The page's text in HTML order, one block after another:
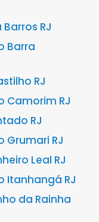
RJ
Barra
RJ
Camorim RJ
RJ
Grumari RJ
Leal RJ
Itanhangá RJ
da Rainha